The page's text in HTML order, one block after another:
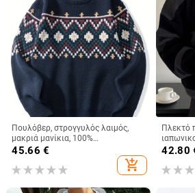
Πουλόβερ, στρογγυλός λαιμός,
μακριά μανίκια, 100%
πολυεστέρας, εφαρμοστό
45.66 €
add_shopping_cart
Πλεκτό
λαπέλ,
42.80